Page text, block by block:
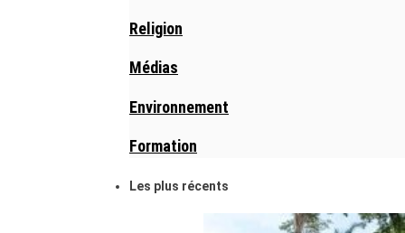
Religion
Médias
Environnement
Formation
Les plus récents